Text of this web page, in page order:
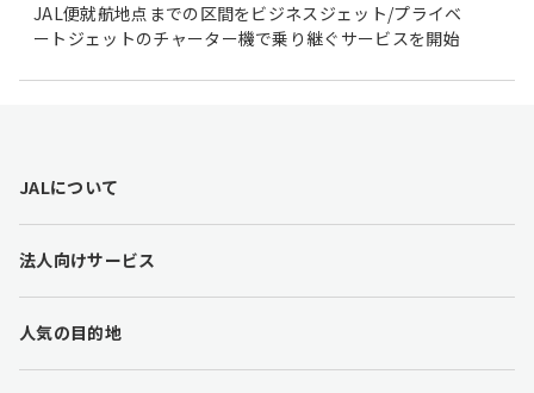
JAL便就航地点までの区間をビジネスジェット/プライベ
ートジェットのチャーター機で乗り継ぐサービスを開始
o
e
i
n
JALについて
法人向けサービス
人気の目的地